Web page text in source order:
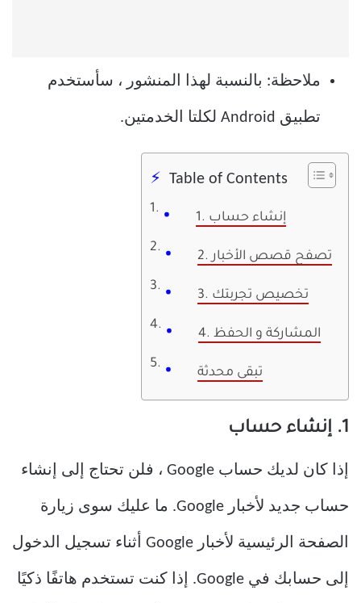
ملاحظة: بالنسبة لهذا المنشور ، سأستخدم
تطبيق Android لكلتا الخدمتين.
Table of Contents
1. إنشاء حساب
2. تصفح قصص الأخبار
3. تخصيص تجربتك
4. المشاركة و الحفظ
تبقى محدثة
1. إنشاء حساب
إذا كان لديك حساب Google ، فلن تحتاج إلى إنشاء
حساب جديد لأخبار Google. ما عليك سوى زيارة
الصفحة الرئيسية لأخبار Google أثناء تسجيل الدخول
إلى حسابك في Google. إذا كنت تستخدم هاتفًا ذكيًا